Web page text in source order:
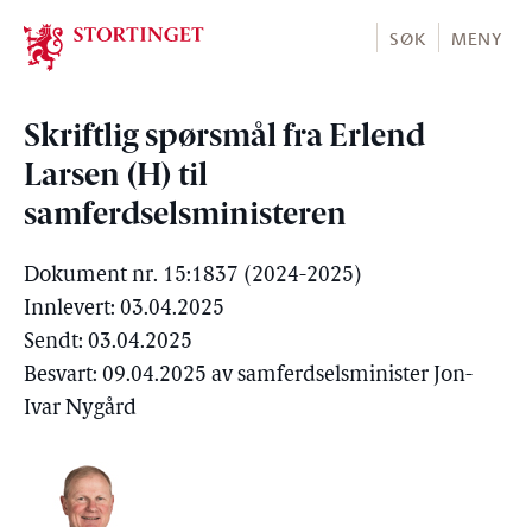
Stortinget.no
SØK MENY
Skriftlig spørsmål fra Erlend
Larsen (H) til
samferdselsministeren
Dokument nr. 15:1837 (2024-2025)
Innlevert: 03.04.2025
Sendt: 03.04.2025
Besvart: 09.04.2025 av samferdselsminister Jon-
Ivar Nygård